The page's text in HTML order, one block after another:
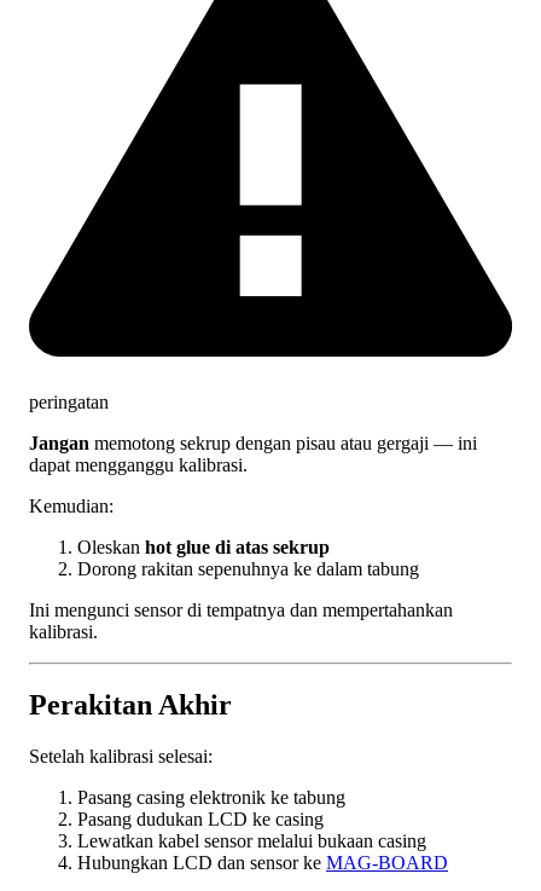
peringatan
Jangan memotong sekrup dengan pisau atau gergaji — ini
dapat mengganggu kalibrasi.
Kemudian:
Oleskan hot glue di atas sekrup
Dorong rakitan sepenuhnya ke dalam tabung
Ini mengunci sensor di tempatnya dan mempertahankan
kalibrasi.
Perakitan Akhir
Setelah kalibrasi selesai:
Pasang casing elektronik ke tabung
Pasang dudukan LCD ke casing
Lewatkan kabel sensor melalui bukaan casing
Hubungkan LCD dan sensor ke MAG-BOARD